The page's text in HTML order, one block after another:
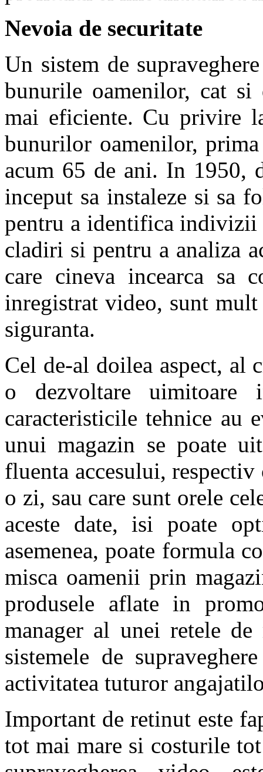
Nevoia de securitate
Un sistem de
bunurile oamenilor, cat si
mai eficiente. Cu privire
bunurilor oamenilor,
acum 65 de ani. In 1950,
inceput sa instaleze si sa
pentru a identifica indivizii
cladiri si pentru a analiza
care cineva incearca sa
inregistrat video, sunt
siguranta.
Cel de-al doilea aspect, al
o dezvoltare
caracteristicile tehnice au
unui magazin se poate
fluenta accesului,
o zi, sau care sunt orele
aceste date, isi poate
asemenea, poate formula
misca oamenii prin
produsele aflate in
manager al unei retele de
sistemele de
activitatea tuturor
Important de retinut este
tot mai mare si costurile